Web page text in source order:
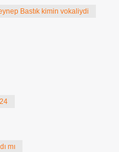
Bastık kimin vokaliydi
mı